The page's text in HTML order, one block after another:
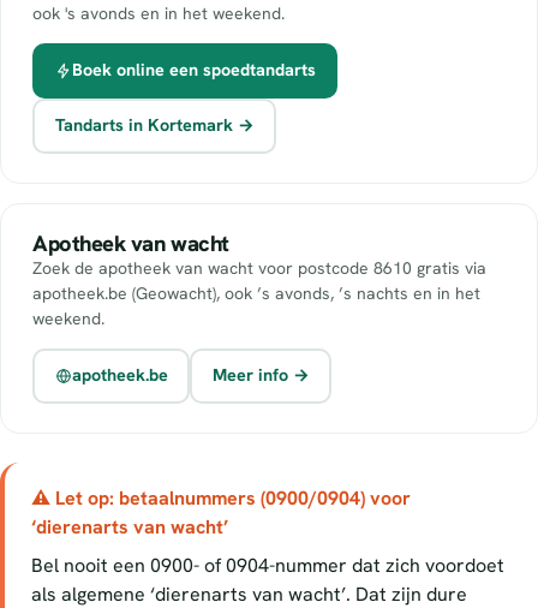
ook 's avonds en in het weekend.
Boek online een spoedtandarts
Tandarts in Kortemark →
Apotheek van wacht
Zoek de apotheek van wacht voor postcode 8610 gratis via
apotheek.be (Geowacht), ook ’s avonds, ’s nachts en in het
weekend.
apotheek.be Meer info →
⚠ Let op: betaalnummers (0900/0904) voor
‘dierenarts van wacht’
Bel nooit een 0900- of 0904-nummer dat zich voordoet
als algemene ‘dierenarts van wacht’. Dat zijn dure